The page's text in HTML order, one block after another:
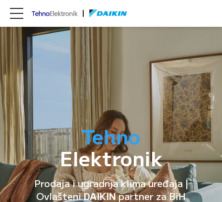
Tehno
Elektronik
Prodaja i ugradnja klima uređaja |
OvlašteniDAIKINpartner za BiH